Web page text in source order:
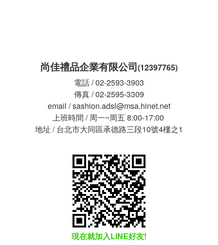
尚佳禮品企業有限公司(12397765)
電話 / 02-2593-3903
傳真 / 02-2595-3309
email / sashion.adsl@msa.hinet.net
上班時間 / 周一~周五 8:00-17:00
地址 / 台北市大同區承德路三段10號4樓之1
現在就加入LINE好友!